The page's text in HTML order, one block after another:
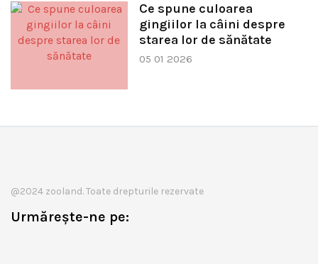
Ce spune culoarea
gingiilor la câini despre
starea lor de sănătate
05 01 2026
@2024 zooland. Toate drepturile rezervate
Urmărește-ne pe: